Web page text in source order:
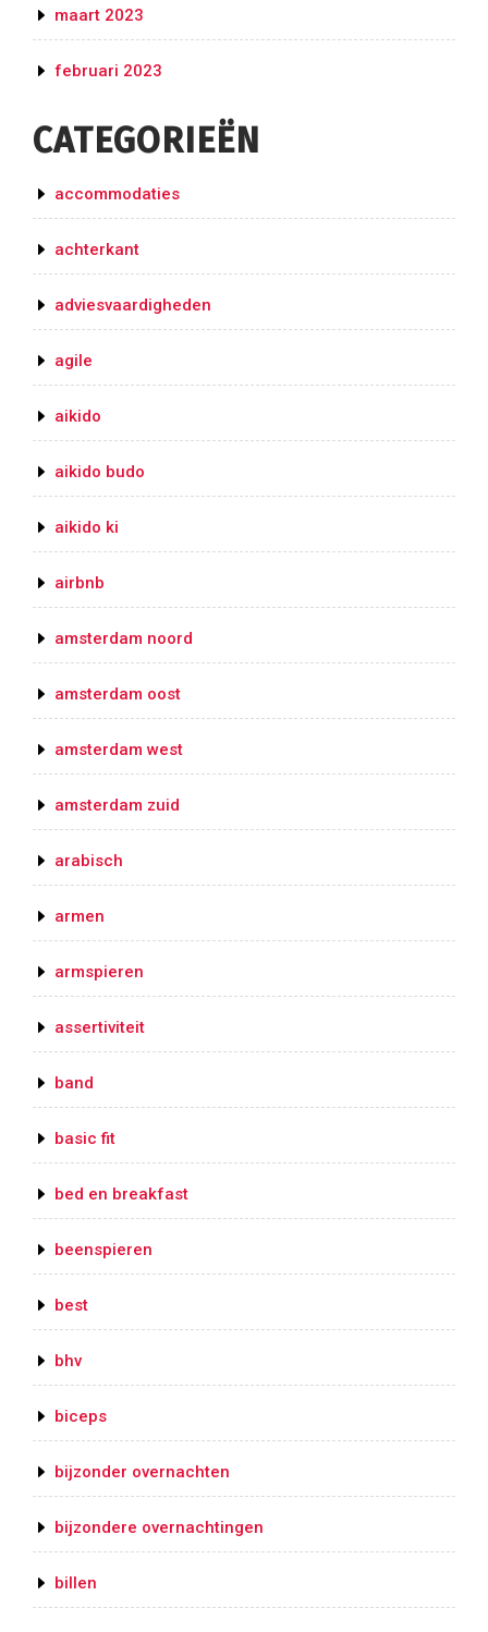
maart 2023
februari 2023
CATEGORIEËN
accommodaties
achterkant
adviesvaardigheden
agile
aikido
aikido budo
aikido ki
airbnb
amsterdam noord
amsterdam oost
amsterdam west
amsterdam zuid
arabisch
armen
armspieren
assertiviteit
band
basic fit
bed en breakfast
beenspieren
best
bhv
biceps
bijzonder overnachten
bijzondere overnachtingen
billen